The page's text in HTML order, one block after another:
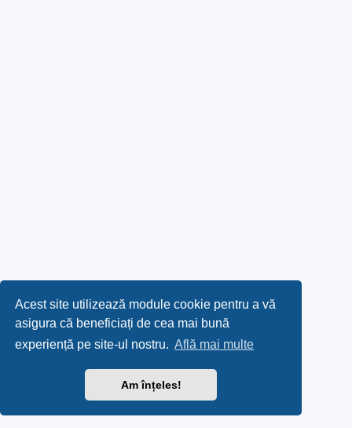
Acest site utilizează module cookie pentru a vă
asigura că beneficiați de cea mai bună
experiență pe site-ul nostru. Află mai multe
Am înțeles!